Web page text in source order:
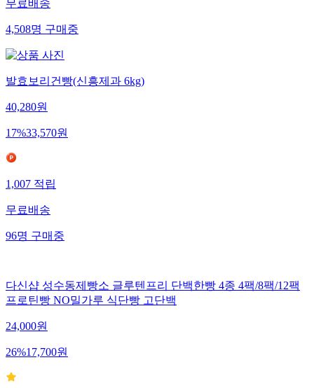
무료배송
4,508명구매중
발효보리건빵(신흥제과 6kg)
40,280원
17%33,570원
1,007적립
무료배송
96명구매중
다신샵 성수동제빵소 글루텐프리 단백한빵 4종 4팩/8팩/12팩
프로틴빵 NO밀가루 식단빵 고단백
24,000원
26%17,700원